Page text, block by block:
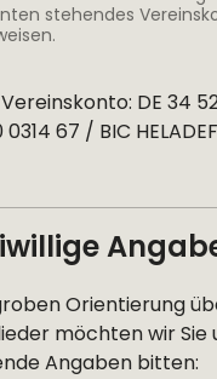
stehendes
DE 34
67 / BIC
Orientierung
möchten wir Sie
Angaben bitten: